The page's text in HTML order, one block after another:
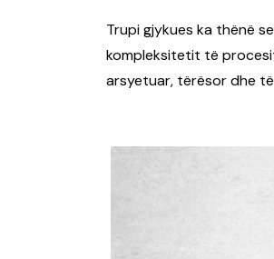
Trupi gjykues ka thënë
kompleksitetit të
arsyetuar, tërësor dhe